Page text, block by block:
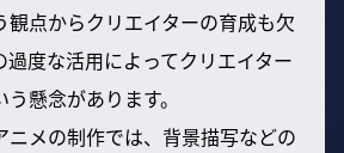
観点からクリエイターの育成も欠
度な活用によってクリエイター
懸念があります。
ニメの制作では、背景描写などの